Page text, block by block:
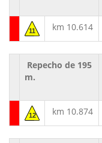
11 km 10.614
Repecho de 195
m.
12 km 10.874